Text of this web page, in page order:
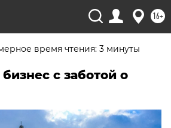
16+
время чтения: 3 минуты
с заботой о